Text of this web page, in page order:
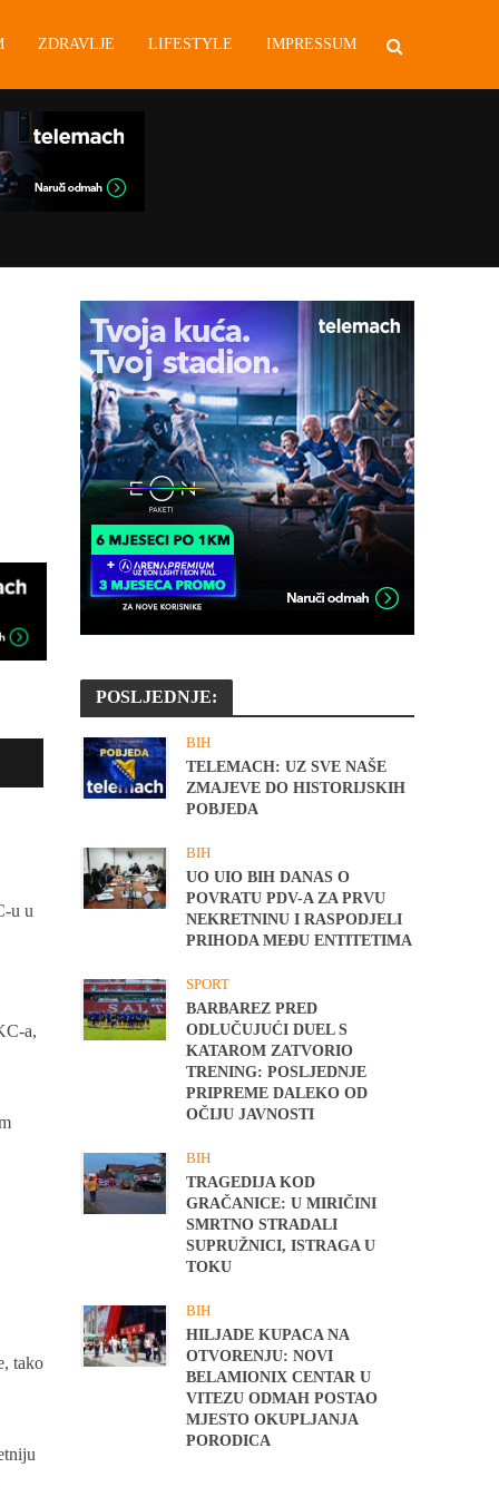
ZDRAVLJE LIFESTYLE IMPRESSUM
u u
a,
tako
POSLJEDNJE:
BIH
TELEMACH: UZ SVE NAŠE
ZMAJEVE DO HISTORIJSKIH
POBJEDA
BIH
UO UIO BIH DANAS O
POVRATU PDV-A ZA PRVU
NEKRETNINU I RASPODJELI
PRIHODA MEĐU ENTITETIMA
SPORT
BARBAREZ PRED
ODLUČUJUĆI DUEL S
KATAROM ZATVORIO
TRENING: POSLJEDNJE
PRIPREME DALEKO OD
OČIJU JAVNOSTI
BIH
TRAGEDIJA KOD
GRAČANICE: U MIRIČINI
SMRTNO STRADALI
SUPRUŽNICI, ISTRAGA U
TOKU
BIH
HILJADE KUPACA NA
OTVORENJU: NOVI
BELAMIONIX CENTAR U
VITEZU ODMAH POSTAO
MJESTO OKUPLJANJA
PORODICA